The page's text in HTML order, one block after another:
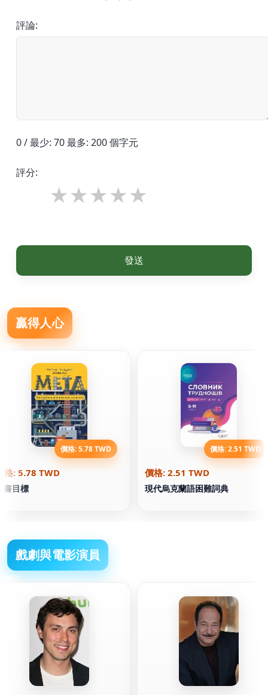
評論:
0 / 最少: 70 最多: 200 個字元
評分:
發送
贏得人心
價格: 5.78 TWD
格: 5.78 TWD
書目標
價格: 2.51 TWD
價格: 2.51 TWD
現代烏克蘭語困難詞典
戲劇與電影演員